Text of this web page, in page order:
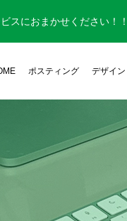
スにおまかせください！！
ポスティング デザイン